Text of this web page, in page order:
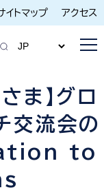
イトマップ アクセス
ま】グロ
交流会の
to